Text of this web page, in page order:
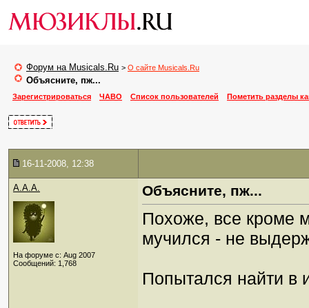
Форум на Musicals.Ru > О сайте Musicals.Ru
Объясните, пж...
Зарегистрироваться ЧАВО Список пользователей Пометить разделы
16-11-2008, 12:38
A.A.A.
На форуме с: Aug 2007
Сообщений: 1,768
Объясните, пж...
Похоже, все кроме
мучился - не
Попытался найти в